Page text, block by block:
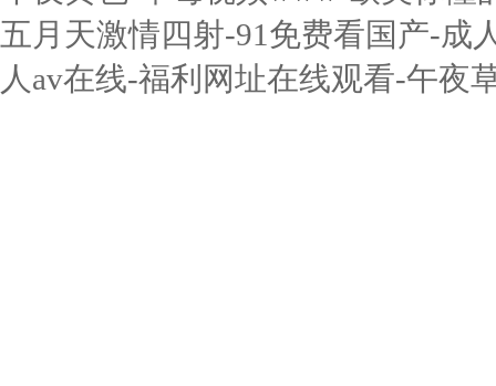
五月天激情四射-91免费看国产-成
人av在线-福利网址在线观看-午夜